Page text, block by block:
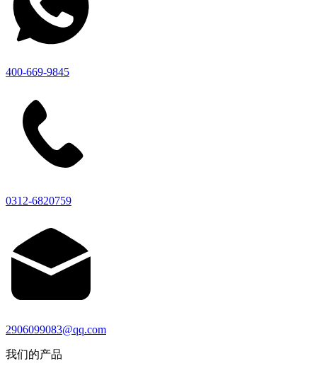
400-669-9845
0312-6820759
2906099083@qq.com
我们的产品